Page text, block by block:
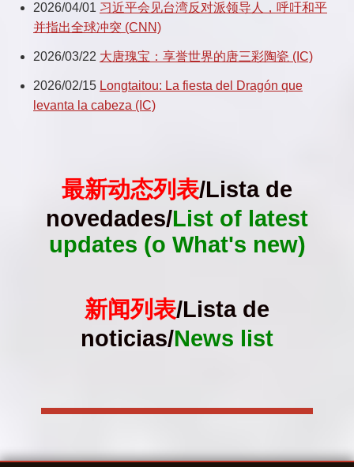
2026/04/01 习近平会见台湾反对派领导人，呼吁和平
并指出全球冲突 (CNN)
2026/03/22 大唐瑰宝：享誉世界的唐三彩陶瓷 (IC)
2026/02/15 Longtaitou: La fiesta del Dragón que
levanta la cabeza (IC)
最新动态列表/Lista de
novedades/List of latest
updates (o What's new)
新闻列表/Lista de
noticias/News list